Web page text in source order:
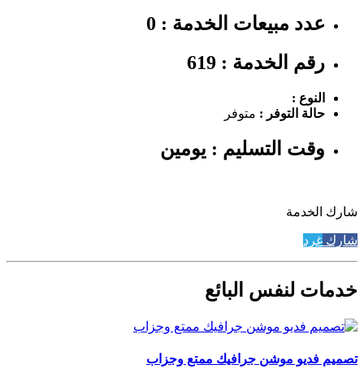
عدد مبيعات الخدمة : 0
رقم الخدمة : 619
النوع :
حالة التوفر : متوفر
وقت التسليم : يومين
شارك الخدمة
شارك غرد
خدمات لنفس البائع
تصميم فديو موشن جرافيك ممتع وجزاب